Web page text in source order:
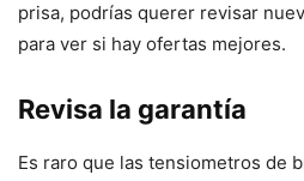
prisa, podrías querer revisar
para ver si hay ofertas mejores.
Revisa la garantía
Es raro que las tensiometros de